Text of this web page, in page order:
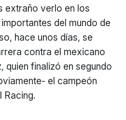
extraño verlo en los
del mundo de
hace unos días, se
contra el mexicano
quien finalizó en segundo
el campeón
Racing.